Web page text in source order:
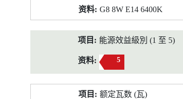
G8 8W E14 6400K
能源效益級別 (1 至 5)
5
额定瓦数 (瓦)